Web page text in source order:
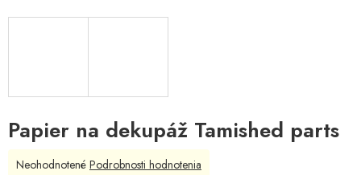
Papier na dekupáž Tamished parts
Priemerné
Neohodnotené Podrobnosti hodnotenia